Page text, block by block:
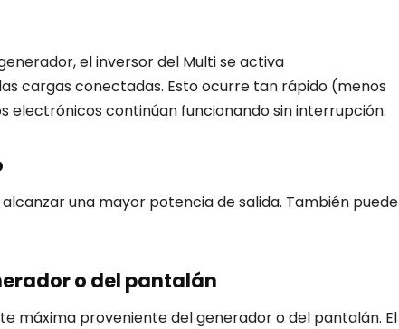
el inversor del Multi se activa
cargas conectadas. Esto ocurre tan rápido (menos
electrónicos continúan funcionando sin interrupción.
una mayor potencia de salida. También puede
o del pantalán
máxima proveniente del generador o del pantalán. El